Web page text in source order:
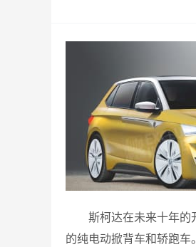
斯柯达在未来十年的
的纯电动掀背车和轿跑车。